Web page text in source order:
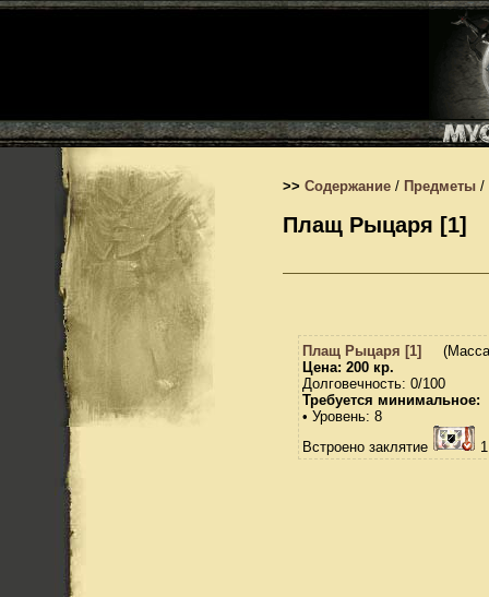
>> Содержание / Предметы /
Плащ Рыцаря [1]
Плащ Рыцаря [1]
Цена: 200 кр.
Долговечность: 0/100
Требуется минимальное:
• Уровень: 8
Встроено заклятие